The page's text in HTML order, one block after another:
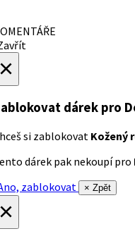
dárek pro
si zablokovat Kožený
dárek pak nekoupí pro
zablokovat
× Zpět